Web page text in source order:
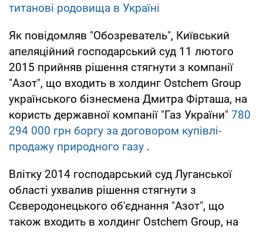
титанові родовища в Україні
Як повідомляв "Обозреватель", Київський
апеляційний господарський суд 11 лютого
2015 прийняв рішення стягнути з компанії
"Азот", що входить в холдинг Ostchem Group
українського бізнесмена Дмитра Фірташа, на
користь державної компанії "Газ України" 780
294 000 грн боргу за договором купівлі-
продажу природного газу .
Влітку 2014 господарський суд Луганської
області ухвалив рішення стягнути з
Сєверодонецького об'єднання "Азот", що
також входить в холдинг Ostchem Group, на